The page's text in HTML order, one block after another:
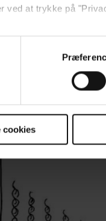
ved at trykke på
websitet.
at indsamle og bruge
og cookies fra
cookiepolitik
cookies